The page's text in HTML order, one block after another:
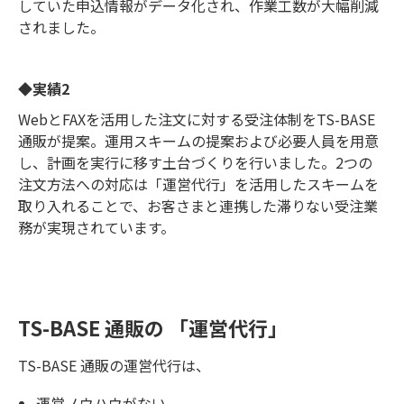
していた申込情報がデータ化され、作業工数が大幅削減
されました。
◆実績2
WebとFAXを活用した注文に対する受注体制をTS-BASE
通販が提案。運用スキームの提案および必要人員を用意
し、計画を実行に移す土台づくりを行いました。2つの
注文方法への対応は「運営代行」を活用したスキームを
取り入れることで、お客さまと連携した滞りない受注業
務が実現されています。
TS-BASE 通販の 「運営代行」
TS-BASE 通販の運営代行は、